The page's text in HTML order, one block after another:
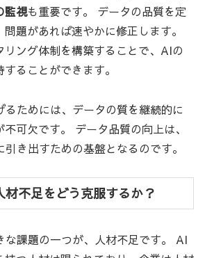
監視も重要です。 データの品質を定
題があれば速やかに修正します。
リング体制を構築することで、AIの
ることができます。
ためには、データの質を継続的に
可欠です。 データ品質の向上は、
き出すための基盤となるのです。
不足をどう克服するか？
な課題の一つが、人材不足です。 AI